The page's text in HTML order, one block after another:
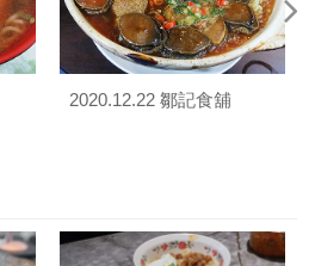
2020.12.22 鄒記食舖